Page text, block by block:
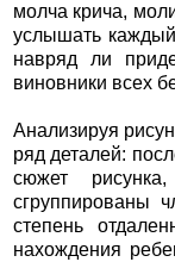
молча крича,
услышать
навряд ли
виновники всех
Анализируя
ряд деталей:
сюжет
сгруппированы
степень
нахождения